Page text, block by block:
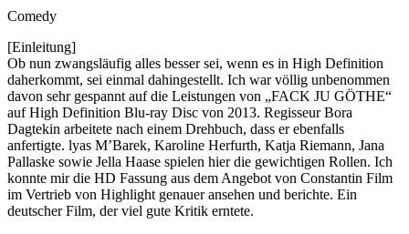
Comedy
[Einleitung]
Ob nun zwangsläufig alles besser sei, wenn es in High Definition
daherkommt, sei einmal dahingestellt. Ich war völlig unbenommen
davon sehr gespannt auf die Leistungen von „FACK JU GÖTHE“
auf High Definition Blu-ray Disc von 2013. Regisseur Bora
Dagtekin arbeitete nach einem Drehbuch, dass er ebenfalls
anfertigte. lyas M’Barek, Karoline Herfurth, Katja Riemann, Jana
Pallaske sowie Jella Haase spielen hier die gewichtigen Rollen. Ich
konnte mir die HD Fassung aus dem Angebot von Constantin Film
im Vertrieb von Highlight genauer ansehen und berichte. Ein
deutscher Film, der viel gute Kritik erntete.